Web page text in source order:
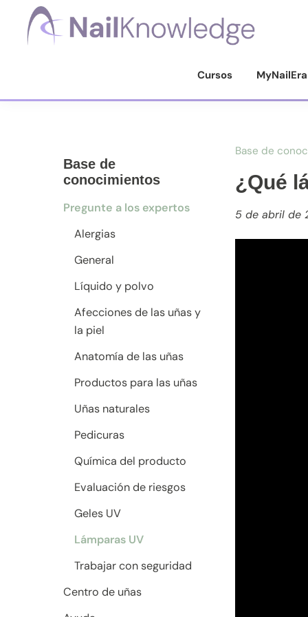
Saltar
Saltar
contenido
Saltar
Cursos MyNailEra
Base de
conocimientos
Pregunte a los expertos
Alergias
General
Líquido y polvo
Afecciones de las uñas y
la piel
Anatomía de las uñas
Productos para las uñas
Uñas naturales
Pedicuras
Química del producto
Evaluación de riesgos
Geles UV
Lámparas UV
Trabajar con seguridad
Centro de uñas
Base de
¿Qué
5 de abril de